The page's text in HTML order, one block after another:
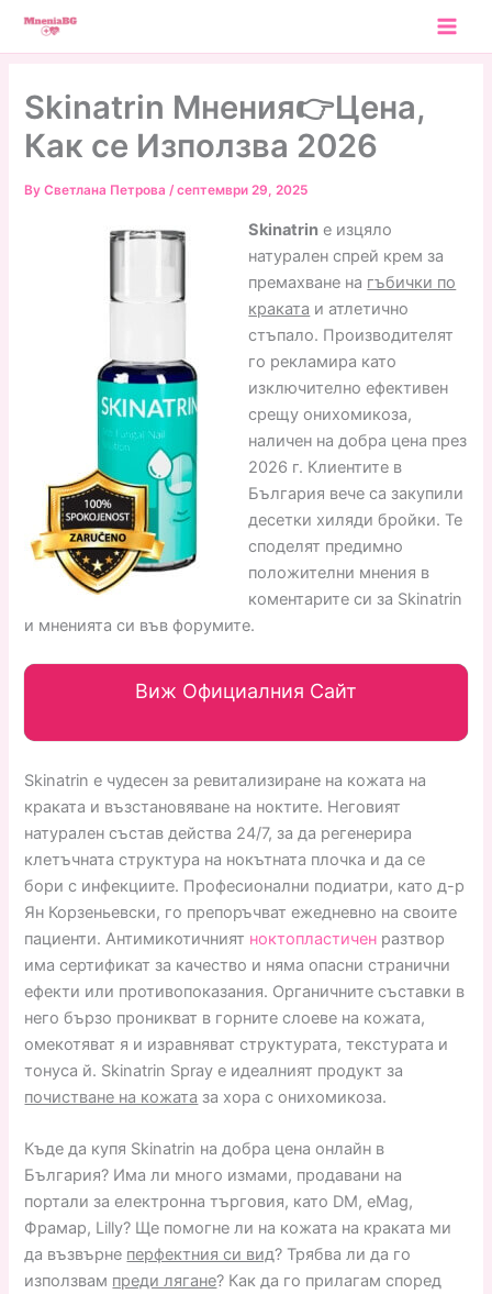
Skip
Skinatrin Мнения👉Цена,
Как се Използва 2026
ByСветлана Петрова/септември 29, 2025
Skinatrin е изцяло
натурален спрей крем за
премахване на гъбички по
краката и атлетично
стъпало. Производителят
го рекламира като
изключително ефективен
срещу онихомикоза,
наличен на добра цена през
2026 г. Клиентите в
България вече са закупили
десетки хиляди бройки. Те
споделят предимно
положителни мнения в
коментарите си за Skinatrin
и мненията си във форумите.
Виж Официалния Сайт
Skinatrin е чудесен за ревитализиране на кожата на
краката и възстановяване на ноктите. Неговият
натурален състав действа 24/7, за да регенерира
клетъчната структура на нокътната плочка и да се
бори с инфекциите. Професионални подиатри, като д-р
Ян Корзеньевски, го препоръчват ежедневно на своите
пациенти. Антимикотичният ноктопластичен разтвор
има сертификат за качество и няма опасни странични
ефекти или противопоказания. Органичните съставки в
него бързо проникват в горните слоеве на кожата,
омекотяват я и изравняват структурата, текстурата и
тонуса й. Skinatrin Spray е идеалният продукт за
почистване на кожата за хора с онихомикоза.
Къде да купя Skinatrin на добра цена онлайн в
България? Има ли много измами, продавани на
портали за електронна търговия, като DM, eMag,
Фрамар, Lilly? Ще помогне ли на кожата на краката ми
да възвърне перфектния си вид? Трябва ли да го
използвам преди лягане? Как да го прилагам според